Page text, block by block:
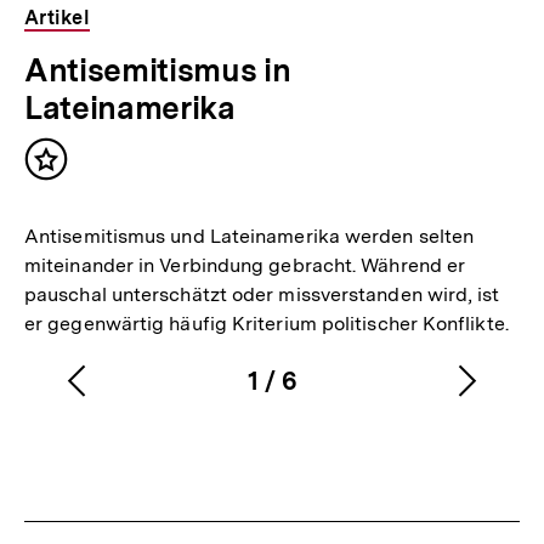
Artikel
Antisemitismus in
Lateinamerika
Inhalt
Antisemitismus und Lateinamerika werden selten
miteinander in Verbindung gebracht. Während er
pauschal unterschätzt oder missverstanden wird, ist
er gegenwärtig häufig Kriterium politischer Konflikte.
Karussellinhalt
1
von
/ 6
Vorherigen